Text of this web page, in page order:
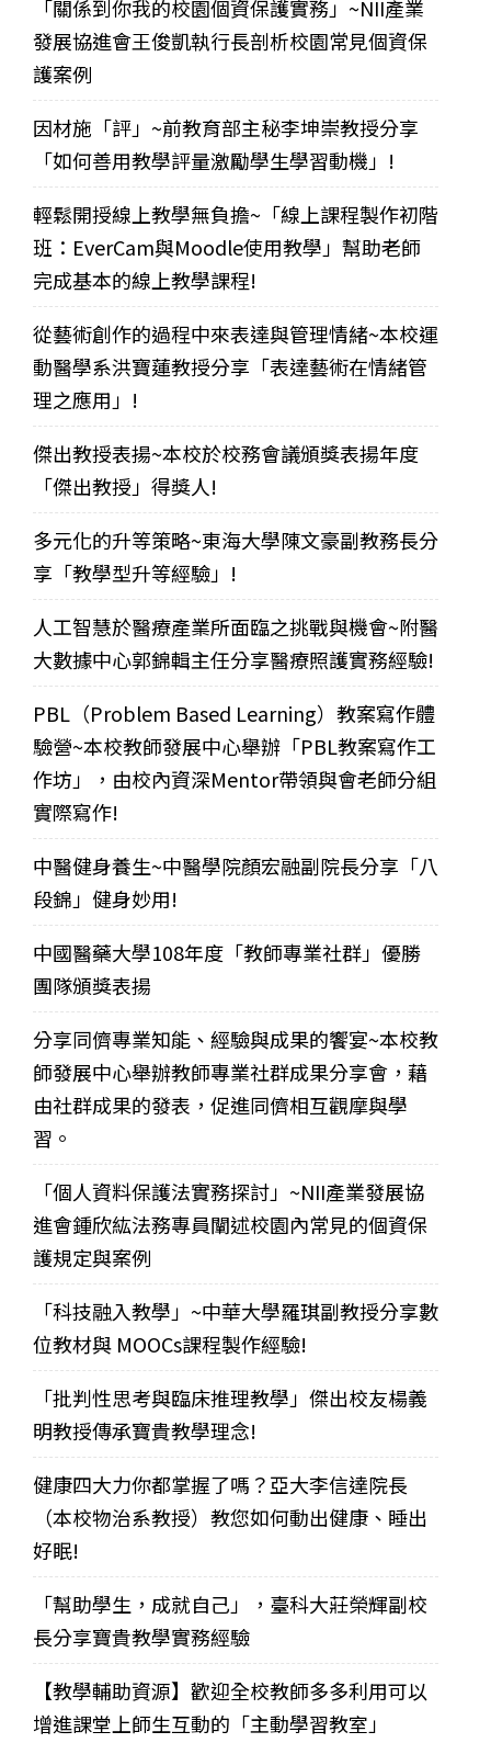
「關係到你我的校園個資保護實務」~NII產業
發展協進會王俊凱執行長剖析校園常見個資保
護案例
因材施「評」~前教育部主秘李坤崇教授分享
「如何善用教學評量激勵學生學習動機」!
輕鬆開授線上教學無負擔~「線上課程製作初階
班：EverCam與Moodle使用教學」幫助老師
完成基本的線上教學課程!
從藝術創作的過程中來表達與管理情緒~本校運
動醫學系洪寶蓮教授分享「表達藝術在情緒管
理之應用」!
傑出教授表揚~本校於校務會議頒獎表揚年度
「傑出教授」得獎人!
多元化的升等策略~東海大學陳文豪副教務長分
享「教學型升等經驗」!
人工智慧於醫療產業所面臨之挑戰與機會~附醫
大數據中心郭錦輯主任分享醫療照護實務經驗!
PBL（Problem Based Learning）教案寫作體
驗營~本校教師發展中心舉辦「PBL教案寫作工
作坊」，由校內資深Mentor帶領與會老師分組
實際寫作!
中醫健身養生~中醫學院顏宏融副院長分享「八
段錦」健身妙用!
中國醫藥大學108年度「教師專業社群」優勝
團隊頒獎表揚
分享同儕專業知能、經驗與成果的饗宴~本校教
師發展中心舉辦教師專業社群成果分享會，藉
由社群成果的發表，促進同儕相互觀摩與學
習。
「個人資料保護法實務探討」~NII產業發展協
進會鍾欣紘法務專員闡述校園內常見的個資保
護規定與案例
「科技融入教學」~中華大學羅琪副教授分享數
位教材與 MOOCs課程製作經驗!
「批判性思考與臨床推理教學」傑出校友楊義
明教授傳承寶貴教學理念!
健康四大力你都掌握了嗎？亞大李信達院長
（本校物治系教授）教您如何動出健康、睡出
好眠!
「幫助學生，成就自己」，臺科大莊榮輝副校
長分享寶貴教學實務經驗
【教學輔助資源】歡迎全校教師多多利用可以
增進課堂上師生互動的「主動學習教室」